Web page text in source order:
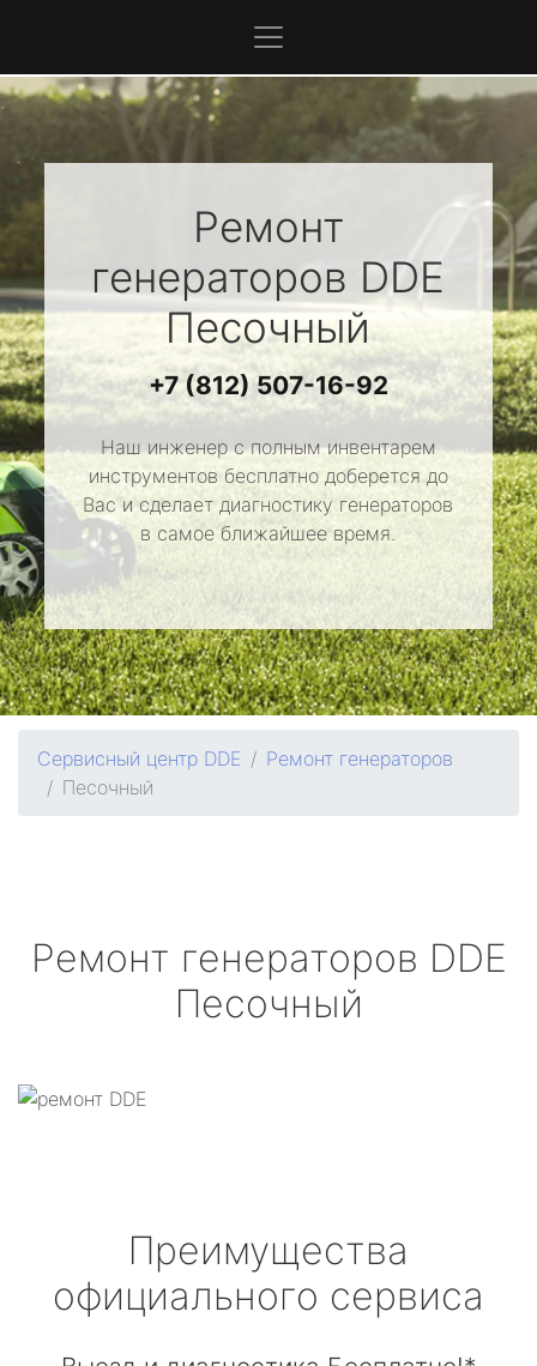
Ремонт
генераторов DDE
Песочный
+7 (812) 507-16-92
Наш инженер с полным инвентарем
инструментов бесплатно доберется до
Вас и сделает диагностику генераторов
в самое ближайшее время.
Сервисный центр DDE
Ремонт генераторов
Песочный
Ремонт генераторов DDE
Песочный
Преимущества
официального сервиса